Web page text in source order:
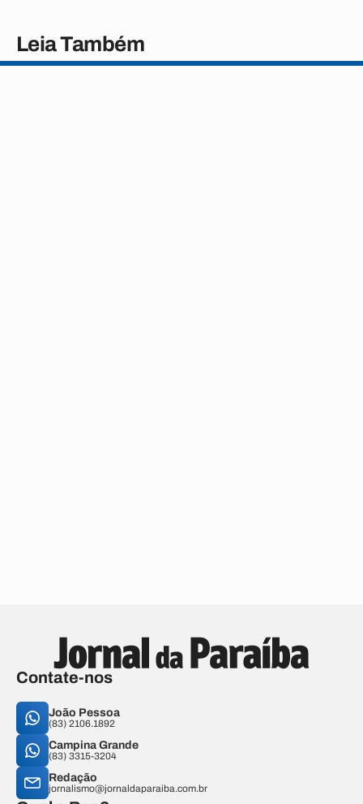
Leia Também
Contate-nos
João Pessoa
(83) 2106.1892
Campina Grande
(83) 3315-3204
Redação
jornalismo@jornaldaparaiba.com.br